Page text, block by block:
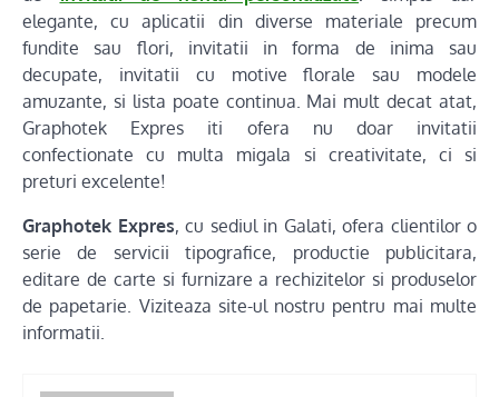
elegante, cu aplicatii din diverse materiale precum
fundite sau flori, invitatii in forma de inima sau
decupate, invitatii cu motive florale sau modele
amuzante, si lista poate continua. Mai mult decat atat,
Graphotek Expres iti ofera nu doar invitatii
confectionate cu multa migala si creativitate, ci si
preturi excelente!
Graphotek Expres, cu sediul in Galati, ofera clientilor o
serie de servicii tipografice, productie publicitara,
editare de carte si furnizare a rechizitelor si produselor
de papetarie. Viziteaza site-ul nostru pentru mai multe
informatii.